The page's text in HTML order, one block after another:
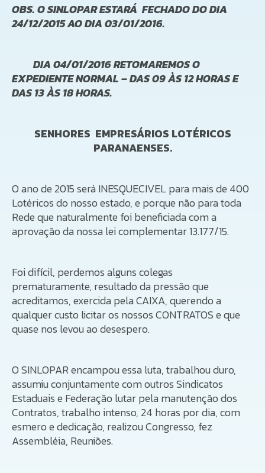
OBS. O SINLOPAR ESTARÁ FECHADO DO DIA
24/12/2015 AO DIA 03/01/2016.
DIA 04/01/2016 RETOMAREMOS O
EXPEDIENTE NORMAL – DAS 09 ÀS 12 HORAS E
DAS 13 ÀS 18 HORAS.
SENHORES EMPRESÁRIOS LOTÉRICOS
PARANAENSES.
O ano de 2015 será INESQUECIVEL para mais de 400
Lotéricos do nosso estado, e porque não para toda
Rede que naturalmente foi beneficiada com a
aprovação da nossa lei complementar 13.177/15.
Foi difícil, perdemos alguns colegas
prematuramente, resultado da pressão que
acreditamos, exercida pela CAIXA, querendo a
qualquer custo licitar os nossos CONTRATOS e que
quase nos levou ao desespero.
O SINLOPAR encampou essa luta, trabalhou duro,
assumiu conjuntamente com outros Sindicatos
Estaduais e Federação lutar pela manutenção dos
Contratos, trabalho intenso, 24 horas por dia, com
esmero e dedicação, realizou Congresso, fez
Assembléia, Reuniões.